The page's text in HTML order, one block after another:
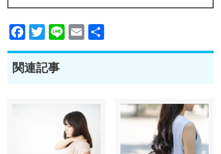
Facebook
Twitter
LineEmail
有
関連記事